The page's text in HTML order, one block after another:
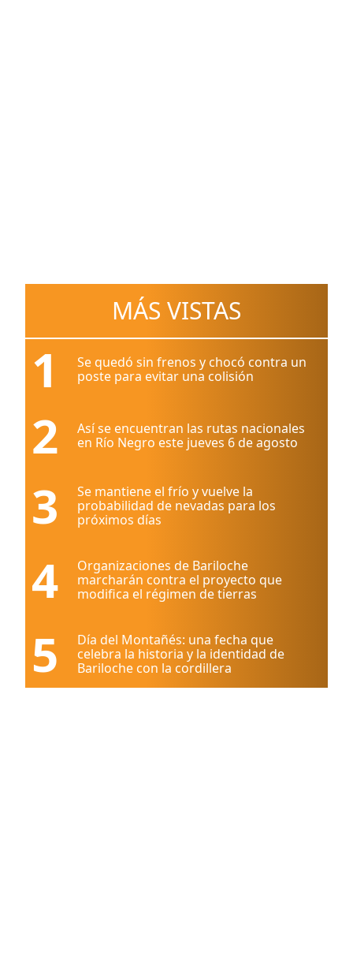
MÁS VISTAS
1
Se quedó sin frenos y chocó contra un
poste para evitar una colisión
2
Así se encuentran las rutas nacionales
en Río Negro este jueves 6 de agosto
3
Se mantiene el frío y vuelve la
probabilidad de nevadas para los
próximos días
4
Organizaciones de Bariloche
marcharán contra el proyecto que
modifica el régimen de tierras
5
Día del Montañés: una fecha que
celebra la historia y la identidad de
Bariloche con la cordillera